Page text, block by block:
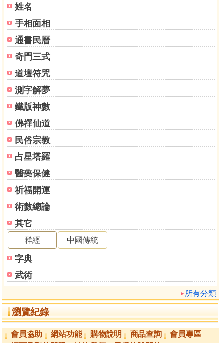
姓名
手相面相
通書民曆
奇門三式
道壇符咒
測字解夢
鐵版神數
佛禪仙道
民俗宗教
占星塔羅
醫藥保健
祈福開運
術數總論
其它
群經 中國傳統
字典
武術
所有分類
瀏覽紀錄
淵
大展
園 滾石 志遠 老古 新文豐 登貴堂 中國哲學 正一善書 心一堂
新智 五洲 藝苑
會員協助 網站功能 購物說明 商品查詢
會員專區